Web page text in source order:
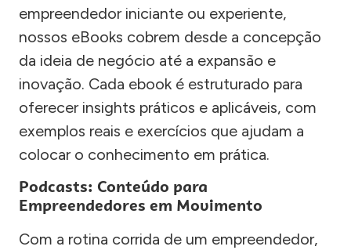
empreendedor iniciante ou experiente,
nossos eBooks cobrem desde a concepção
da ideia de negócio até a expansão e
inovação. Cada ebook é estruturado para
oferecer insights práticos e aplicáveis, com
exemplos reais e exercícios que ajudam a
colocar o conhecimento em prática.
Podcasts: Conteúdo para
Empreendedores em Movimento
Com a rotina corrida de um empreendedor,